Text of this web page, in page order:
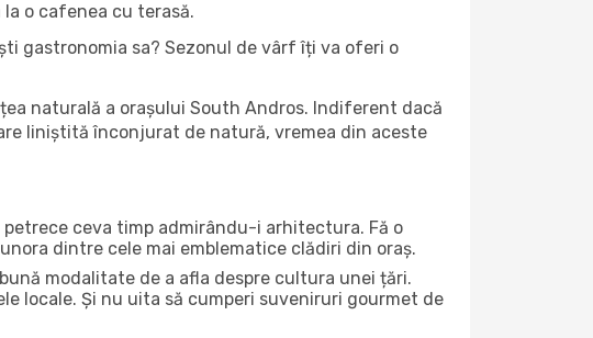
o cafenea cu terasă.
gastronomia sa? Sezonul de vârf îți va oferi o
naturală a orașului South Andros. Indiferent dacă
liniștită înconjurat de natură, vremea din aceste
ceva timp admirându-i arhitectura. Fă o
dintre cele mai emblematice clădiri din oraș.
modalitate de a afla despre cultura unei țări.
locale. Și nu uita să cumperi suveniruri gourmet de